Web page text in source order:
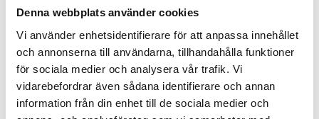
Denna webbplats använder cookies
Vi använder enhetsidentifierare för att anpassa innehållet
och annonserna till användarna, tillhandahålla funktioner
för sociala medier och analysera vår trafik. Vi
vidarebefordrar även sådana identifierare och annan
information från din enhet till de sociala medier och
Varumärke
FURUTECH
Vi erbjuder ett brett utbud av Furutech produkter som
är avsedda att förbättra och optimera din
musikupplevelse. Hos HiFi Experience har vi allt ifrån